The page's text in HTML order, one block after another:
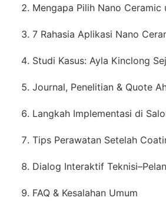
Mengapa Pilih Nano Ceramic
7 Rahasia Aplikasi Nano
Studi Kasus: Ayla Kinclong
Journal, Penelitian & Quote
Langkah Implementasi di
Tips Perawatan Setelah
Dialog Interaktif
FAQ & Kesalahan Umum